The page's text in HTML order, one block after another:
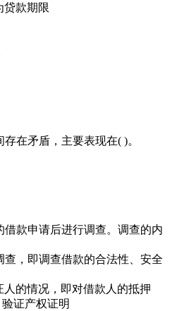
贷款期限
在矛盾，主要表现在( )。
款申请后进行调查。调查的内
，即调查借款的合法性、安全
的情况，即对借款人的抵押
证产权证明